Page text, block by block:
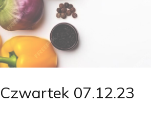
Czwartek 07.12.23